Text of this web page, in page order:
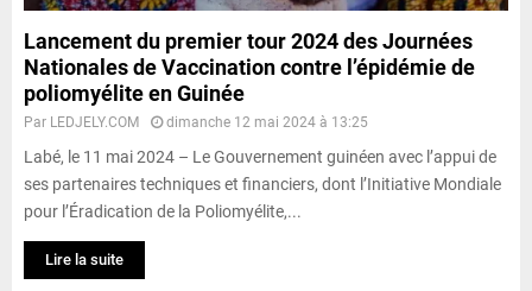
Lancement du premier tour 2024 des Journées
Nationales de Vaccination contre l’épidémie de
poliomyélite en Guinée
Par LEDJELY.COM dimanche 12 mai 2024 à 13:25
Labé, le 11 mai 2024 – Le Gouvernement guinéen avec l’appui de
ses partenaires techniques et financiers, dont l’Initiative Mondiale
pour l’Éradication de la Poliomyélite,...
Lire la suite